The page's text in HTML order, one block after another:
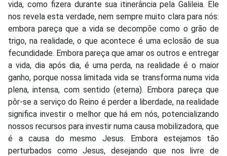
vida, como fizera durante sua itinerância pela Galileia. Ele
nos revela esta verdade, nem sempre muito clara para nós:
embora pareça que a vida se decompõe como o grão de
trigo, na realidade, o que acontece é uma eclosão de sua
fecundidade. Embora pareça que amar os outros e entregar
a vida, dia após dia, é uma perda, na realidade é o maior
ganho, porque nossa limitada vida se transforma numa vida
plena, intensa, com sentido (eterna). Embora pareça que
pôr-se a serviço do Reino é perder a liberdade, na realidade
significa investir o melhor que há em nós, potencializando
nossos recursos para investir numa causa mobilizadora, que
é a causa do mesmo Jesus. Embora estejamos tão
perturbados como Jesus, desejando que nos livre de